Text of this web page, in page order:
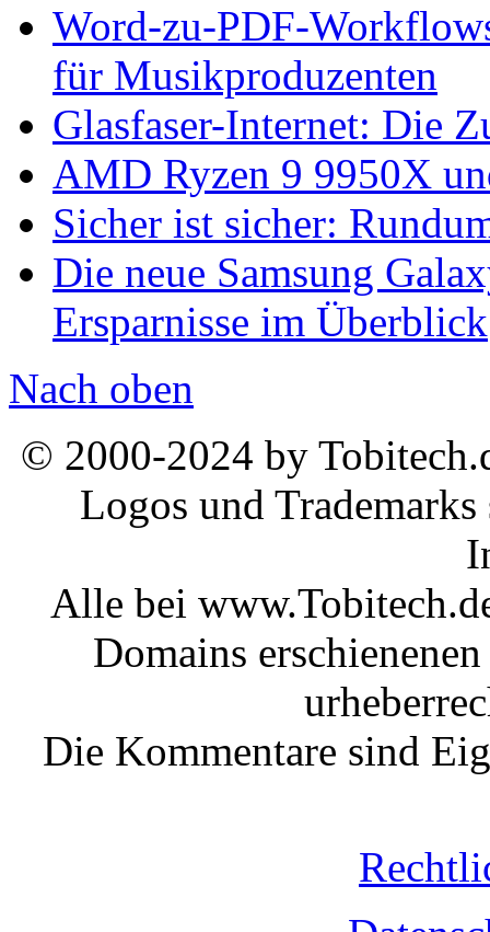
Word-zu-PDF-
für Musikproduzenten
Glasfaser-Internet: Die
AMD Ryzen 9 9950X
Sicher ist sicher:
Die neue Samsung
Ersparnisse im Überblick
Nach oben
© 2000-2024 by
Logos und
Alle bei
Domains
Die Kommentare sind